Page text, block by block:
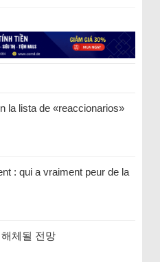
la lista de «reaccionarios»
: qui a vraiment peur de la
체될 전망